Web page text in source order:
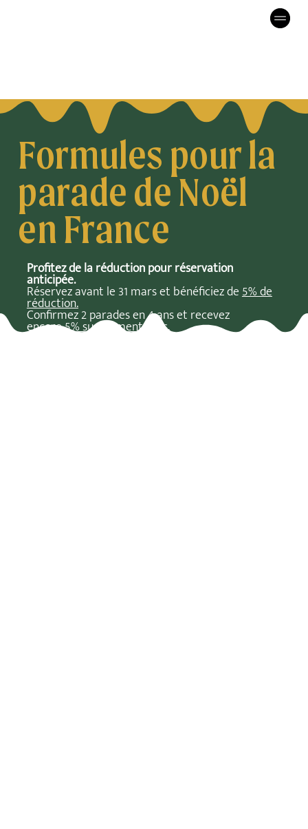
Formules pour la
parade de Noël
en France
Profitez de la réduction pour réservation
anticipée.
Réservez avant le 31 mars et bénéficiez de5% de
réduction.
Confirmez 2 parades en 4 ans et recevez
encore5% supplémentaires.